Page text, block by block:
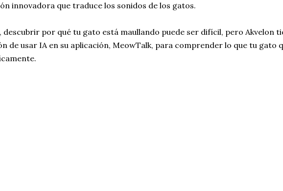
innovadora que traduce los sonidos de los gatos.
descubrir por qué tu gato está maullando puede ser difícil, pero Akvelon
de usar IA en su aplicación, MeowTalk, para comprender lo que tu gato